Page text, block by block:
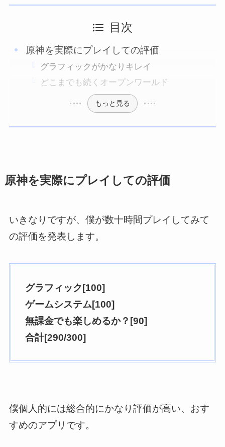
目次
原神を実際にプレイしての評価
グラフィックがかなりキレイ
どこまでも続くオープンワールド
もっと見る
原神を実際にプレイしての評価
いきなりですが、僕が数十時間プレイしてみて
の評価を発表します。
グラフィック[100]
ゲームシステム[100]
無課金でも楽しめるか？[90]
合計[290/300]
僕個人的には総合的にかなり評価が高い、おす
すめのアプリです。